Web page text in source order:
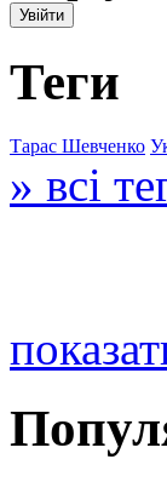
Теги
Тарас Шевченко
» всі